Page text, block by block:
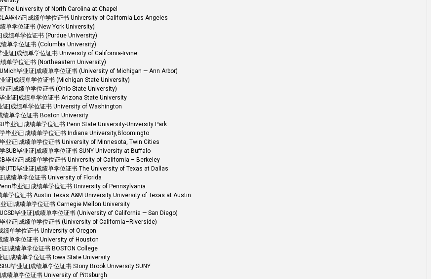
The University of North Carolina at Chapel
毕业证|成绩单学位证书 University of California Los Angeles
单学位证书 (New York University)
绩单学位证书 (Purdue University)
单学位证书 (Columbia University)
证|成绩单学位证书 University of California-Irvine
单学位证书 (Northeastern University)
毕业证|成绩单学位证书 (University of Michigan — Ann Arbor)
证|成绩单学位证书 (Michigan State University)
证|成绩单学位证书 (Ohio State University)
业证|成绩单学位证书 Arizona State University
证|成绩单学位证书 University of Washington
绩单学位证书 Boston University
毕业证|成绩单学位证书 Penn State University-University Park
毕业证|成绩单学位证书 Indiana University,Bloomingto
业证|成绩单学位证书 University of Minnesota, Twin Cities
SUB毕业证|成绩单学位证书 SUNY University at Buffalo
毕业证|成绩单学位证书 University of California – Berkeley
UTD毕业证|成绩单学位证书 The University of Texas at Dallas
|成绩单学位证书 University of Florida
毕业证|成绩单学位证书 University of Pennsylvania
学位证书 Austin Texas A&M University University of Texas at Austin
证|成绩单学位证书 Carnegie Mellon University
毕业证|成绩单学位证书 (University of California — San Diego)
业证|成绩单学位证书 (University of California–Riverside)
绩单学位证书 University of Oregon
绩单学位证书 University of Houston
|成绩单学位证书 BOSTON College
|成绩单学位证书 Iowa State University
毕业证|成绩单学位证书 Stony Brook University SUNY
绩单学位证书 University of Pittsburgh